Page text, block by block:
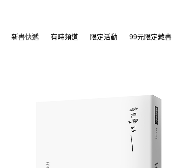
新書快遞 有時頻道 限定活動 99元限定藏書